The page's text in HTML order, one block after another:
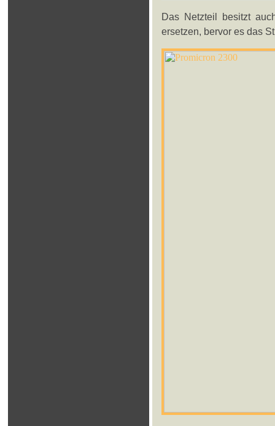
Das Netzteil besitzt
ersetzen, bervor es das